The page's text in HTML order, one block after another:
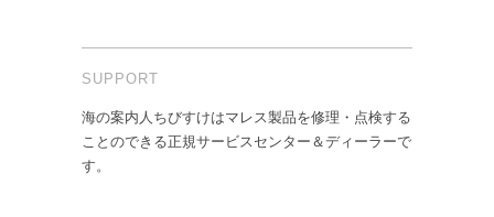
SUPPORT
海の案内人ちびすけはマレス製品を修理・点検する
ことのできる正規サービスセンター＆ディーラーで
す。